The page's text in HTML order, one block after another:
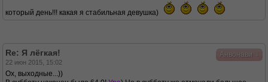
который день!!! какая я стабильная девушка)
Анвонави
Re: Я лёгкая!
22 июн 2015, 15:02
Ох, выходные...))